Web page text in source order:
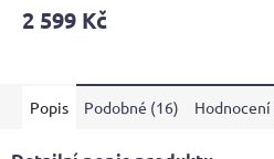
je
hvězdiček.
2 599 Kč
Popis Podobné (16) Hodnocení